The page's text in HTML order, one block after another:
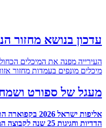
בנושא מחזור הנייר
מפנה את המיכלים הכחולים
מונפים בעמדות מחזור אזוריות
של ספורט ושמחה
אליפות ישראל 2026
25 שנה לקבוצה המקומית.